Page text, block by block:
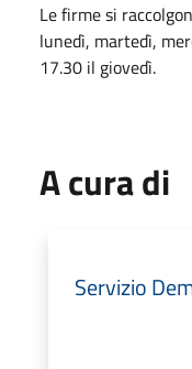
Le firme si
lunedì, martedì,
17.30 il giovedì.
A cura di
Servizio